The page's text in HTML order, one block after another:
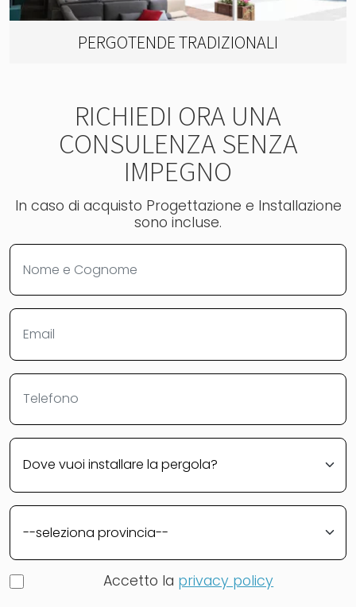
PERGOTENDE TRADIZIONALI
RICHIEDI ORA UNA
CONSULENZA SENZA
IMPEGNO
In caso di acquisto Progettazione e Installazione
sono incluse.
Accetto la privacy policy